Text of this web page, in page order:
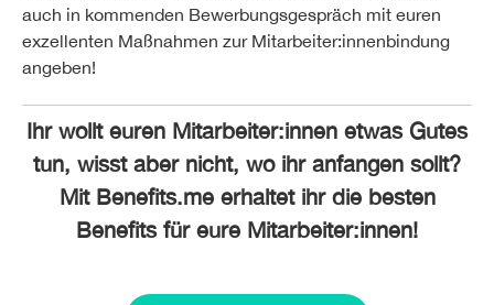
auch in kommenden Bewerbungsgespräch mit euren
exzellenten Maßnahmen zur Mitarbeiter:innenbindung
angeben!
Ihr wollt euren Mitarbeiter:innen etwas Gutes
tun, wisst aber nicht, wo ihr anfangen sollt?
Mit Benefits.me erhaltet ihr die besten
Benefits für eure Mitarbeiter:innen!